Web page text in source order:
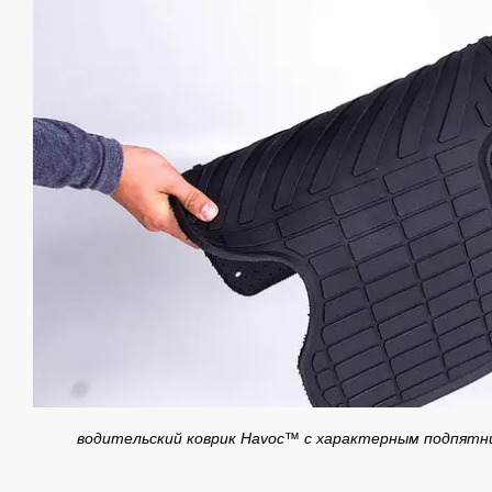
водительский коврик Havoc™ c характерным